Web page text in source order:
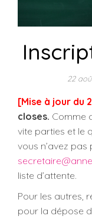
22
[Mise à jour du
closes. Comme
vite parties et le
vous n’avez
liste d’attente.
Pour les autres,
pour la dépose